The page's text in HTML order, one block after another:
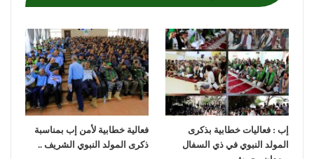
إب : فعاليات خطابية بذكرى
المولد النبوي في ذي السفال
فعالية خطابية لأمن إب بمناسبة
ذكرى المولد النبوي الشريف ..